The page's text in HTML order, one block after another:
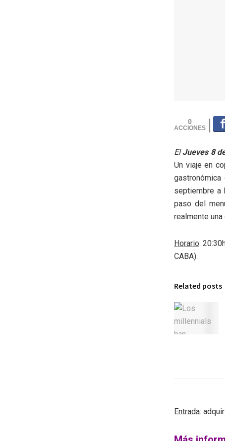
0
ElJueves 8
Un viaje en
septiembre a
paso del
realmente
Horario:
CABA).
Related posts
Entrada: